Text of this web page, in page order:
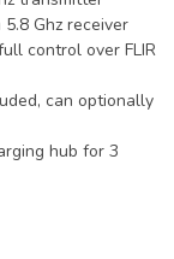
Ghz receiver
control over FLIR
can optionally
hub for 3